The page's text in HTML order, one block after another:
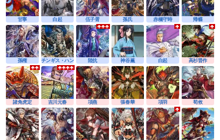
甘寧 白起 伍子胥 孫氏 赤橋守時 帰蝶
孫権 チンギス・ハン 陸抗 神谷薫 白起 高杉晋作
諸角虎定 吉川元春 項燕 張春華 項羽 荀攸